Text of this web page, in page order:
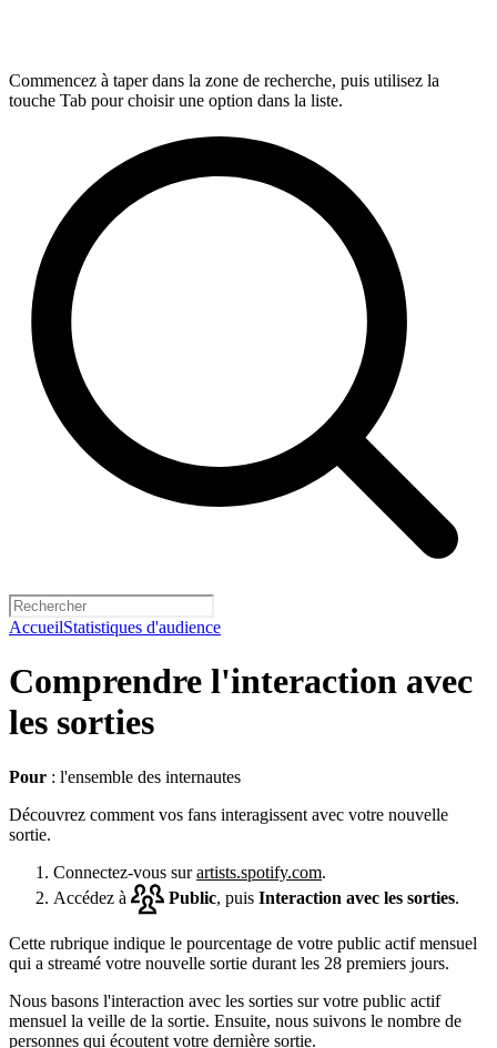
Commencez à taper dans la zone de recherche, puis utilisez la
touche Tab pour choisir une option dans la liste.
AccueilStatistiques d'audience
Comprendre l'interaction avec
les sorties
Pour : l'ensemble des internautes
Découvrez comment vos fans interagissent avec votre nouvelle
sortie.
Connectez-vous surartists.spotify.com.
Accédez à
Public, puis Interaction avec les sorties.
Cette rubrique indique le pourcentage de votre public actif mensuel
qui a streamé votre nouvelle sortie durant les 28 premiers jours.
Nous basons l'interaction avec les sorties sur votre public actif
mensuel la veille de la sortie. Ensuite, nous suivons le nombre de
personnes qui écoutent votre dernière sortie.